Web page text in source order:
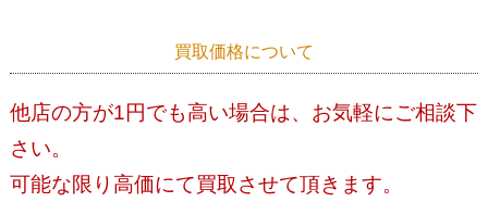
買取価格について
他店の方が1円でも高い場合は、お気軽にご相談下
さい。
可能な限り高価にて買取させて頂きます。